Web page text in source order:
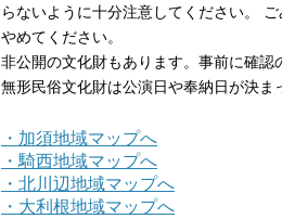
らないように十分注意してください。
やめてください。
非公開の文化財もあります。事前に確認
無形民俗文化財は公演日や奉納日が決ま
・加須地域マップへ
・騎西地域マップへ
・北川辺地域マップへ
・大利根地域マップへ